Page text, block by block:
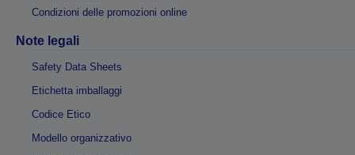
Condizioni delle promozioni online
Note legali
Safety Data Sheets
Etichetta imballaggi
Codice Etico
Modello organizzativo